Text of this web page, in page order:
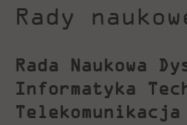
Rady
Rada Naukowa
Informatyka
Telekomunikacja